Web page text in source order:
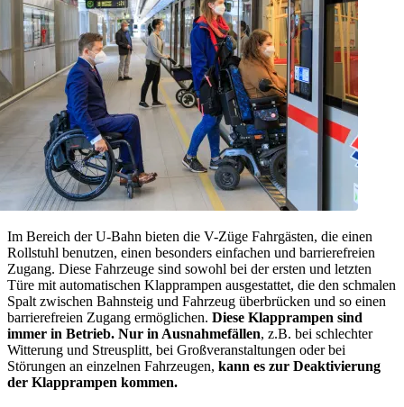
Im Bereich der U-Bahn bieten die V-Züge Fahrgästen, die einen
Rollstuhl benutzen, einen besonders einfachen und barrierefreien
Zugang. Diese Fahrzeuge sind sowohl bei der ersten und letzten
Türe mit automatischen Klapprampen ausgestattet, die den schmalen
Spalt zwischen Bahnsteig und Fahrzeug überbrücken und so einen
barrierefreien Zugang ermöglichen. Diese Klapprampen sind
immer in Betrieb. Nur in Ausnahmefällen, z.B. bei schlechter
Witterung und Streusplitt, bei Großveranstaltungen oder bei
Störungen an einzelnen Fahrzeugen, kann es zur Deaktivierung
der Klapprampen kommen.